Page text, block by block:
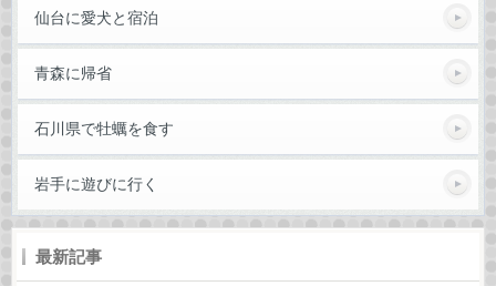
仙台に愛犬と宿泊
青森に帰省
石川県で牡蠣を食す
岩手に遊びに行く
最新記事